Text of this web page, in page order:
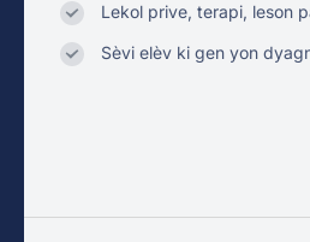
Lekol prive, terapi, leson
Sèvi elèv ki gen yon